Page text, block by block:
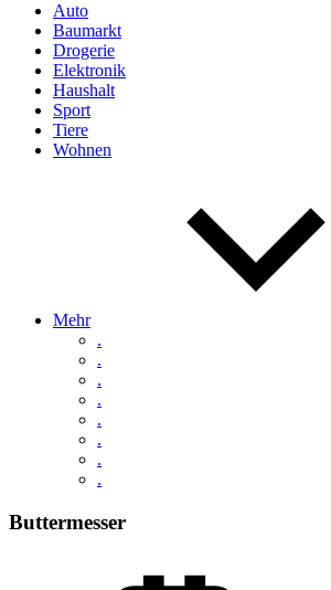
Auto
Baumarkt
Drogerie
Elektronik
Haushalt
Sport
Tiere
Wohnen
Mehr
.
.
.
.
.
.
.
.
Buttermesser